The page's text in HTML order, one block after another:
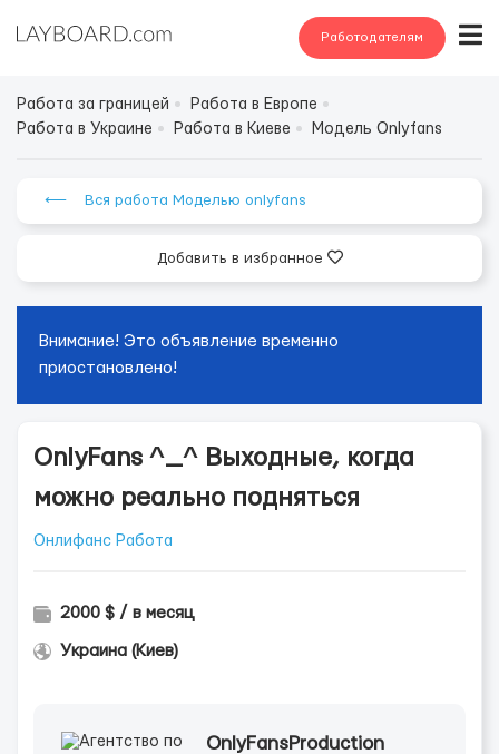
Работодателям
Работа за границей
Работа в Европе
Работа в Украине
Работа в Киеве Модель Onlyfans
⟵ Вся работа Моделью onlyfans
Добавить в избранное
Внимание! Это объявление временно
приостановлено!
OnlyFans ^_^ Выходные, когда
можно реально подняться
Онлифанс Работа
2000 $ / в месяц
Украина (Киев)
OnlyFansProduction